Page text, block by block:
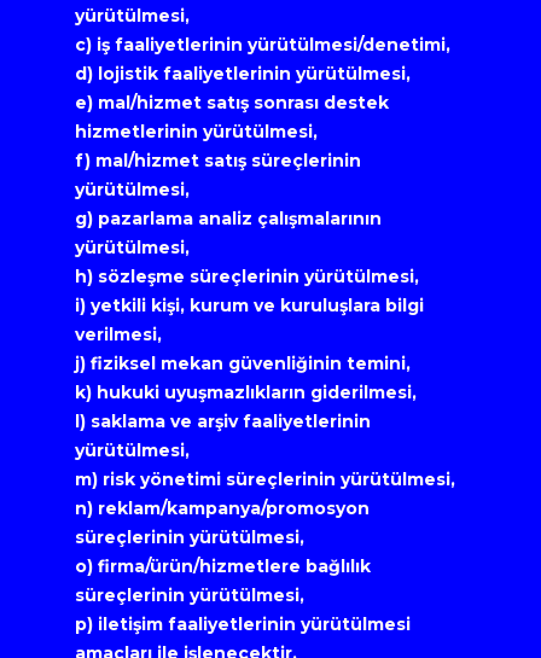
yürütülmesi,
c) iş faaliyetlerinin yürütülmesi/denetimi,
d) lojistik faaliyetlerinin yürütülmesi,
e) mal/hizmet satış sonrası destek
hizmetlerinin yürütülmesi,
f) mal/hizmet satış süreçlerinin
yürütülmesi,
g) pazarlama analiz çalışmalarının
yürütülmesi,
h) sözleşme süreçlerinin yürütülmesi,
i) yetkili kişi, kurum ve kuruluşlara bilgi
verilmesi,
j) fiziksel mekan güvenliğinin temini,
k) hukuki uyuşmazlıkların giderilmesi,
l) saklama ve arşiv faaliyetlerinin
yürütülmesi,
m) risk yönetimi süreçlerinin yürütülmesi,
n) reklam/kampanya/promosyon
süreçlerinin yürütülmesi,
o) firma/ürün/hizmetlere bağlılık
süreçlerinin yürütülmesi,
p) iletişim faaliyetlerinin yürütülmesi
amaçları ile işlenecektir.